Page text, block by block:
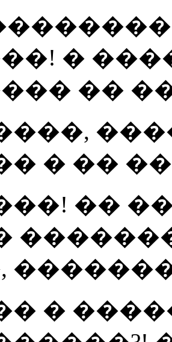
�
��
� ��
��
�